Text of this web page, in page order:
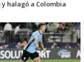
halagó a Colombia